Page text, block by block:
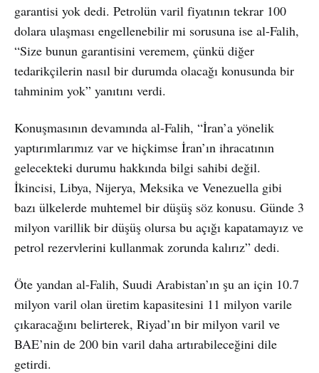
garantisi yok dedi. Petrolün varil fiyatının tekrar 100
dolara ulaşması engellenebilir mi sorusuna ise al-Falih,
“Size bunun garantisini veremem, çünkü diğer
tedarikçilerin nasıl bir durumda olacağı konusunda bir
tahminim yok” yanıtını verdi.
Konuşmasının devamında al-Falih, “İran’a yönelik
yaptırımlarımız var ve hiçkimse İran’ın ihracatının
gelecekteki durumu hakkında bilgi sahibi değil.
İkincisi, Libya, Nijerya, Meksika ve Venezuella gibi
bazı ülkelerde muhtemel bir düşüş söz konusu. Günde 3
milyon varillik bir düşüş olursa bu açığı kapatamayız ve
petrol rezervlerini kullanmak zorunda kalırız” dedi.
Öte yandan al-Falih, Suudi Arabistan’ın şu an için 10.7
milyon varil olan üretim kapasitesini 11 milyon varile
çıkaracağını belirterek, Riyad’ın bir milyon varil ve
BAE’nin de 200 bin varil daha artırabileceğini dile
getirdi.